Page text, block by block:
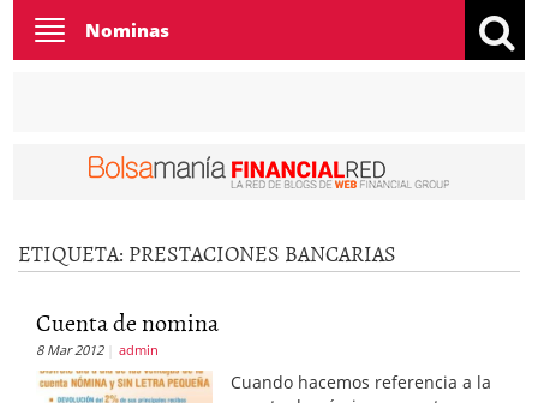
Toggle
navigation
Nominas
ETIQUETA: PRESTACIONES BANCARIAS
Cuenta de nomina
8 Mar 2012 admin
Cuando hacemos referencia a la